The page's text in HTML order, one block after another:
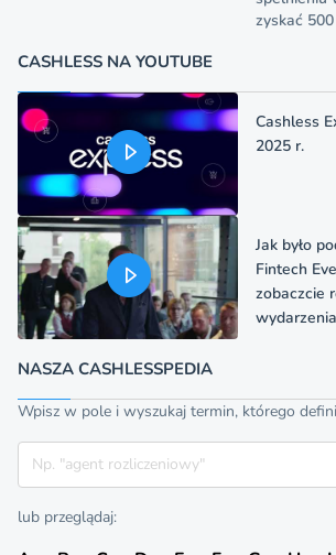
zyskać 500
CASHLESS NA YOUTUBE
Cashless
2025 r.
Jak było
Fintech
zobaczcie
NASZA CASHLESSPEDIA
Wpisz w pole i wyszukaj termin, którego
Szukaj
lub przeglądaj: